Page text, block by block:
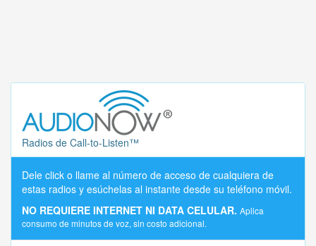
Radios de Call-to-Listen™
Dele click o llame al número de acceso de cualquiera de
estas radios y esúchelas al instante desde su teléfono móvil.
NO REQUIERE INTERNET NI DATA CELULAR. Aplica
consumo de minutos de voz, sin costo adicional.